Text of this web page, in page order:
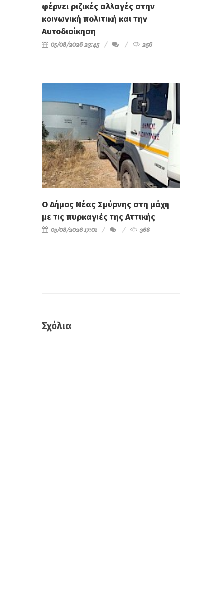
φέρνει ριζικές αλλαγές στην
κοινωνική πολιτική και την
Αυτοδιοίκηση
05/08/2026 23:45 256
Ο Δήμος Νέας Σμύρνης στη μάχη
με τις πυρκαγιές της Αττικής
03/08/2026 17:01 368
Σχόλια